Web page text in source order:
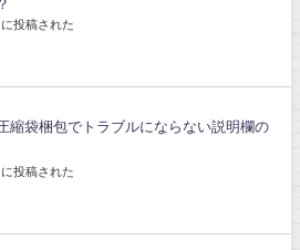
投稿された
縮袋梱包でトラブルにならない説明欄の
投稿された